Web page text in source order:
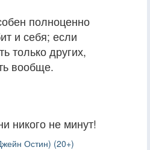
полноценно
и себя; если
только других,
вообще.
никого не минут!
Остин) (20+)